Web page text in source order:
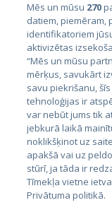
Valstis
Igaunija
Latvija
Lietuva
Mēs un mūsu 270
datiem, piemēram,
identifikatoriem
aktivizētas
“Mēs un mūsu
mērķus, savukārt
savu piekrišanu,
tehnoloģijas ir
var nebūt jums tik
jebkurā laikā
noklikšķinot uz
apakšā vai uz
stūrī, ja tāda ir
Tīmekļa vietne
Privātuma politikā.